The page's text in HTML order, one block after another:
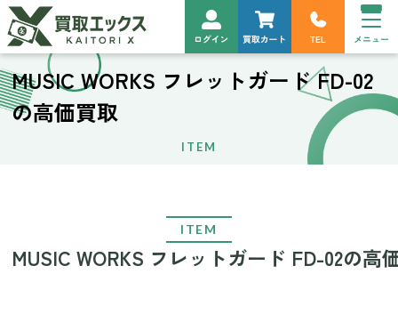
MUSIC WORKS フレットガード FD-02
の高価買取
ITEM
ITEM
MUSIC WORKS フレットガード FD-02の高